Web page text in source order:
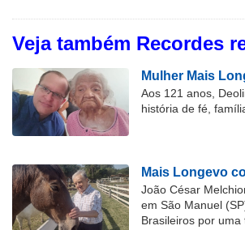
Veja também Recordes
Mulher Mais
Aos 121 anos,
história de fé,
Mais Longevo
João César
em São Manuel
Brasileiros por